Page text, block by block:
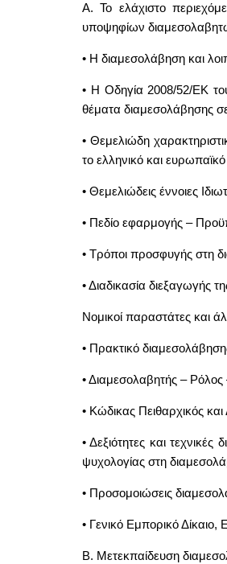
Α. Το ελάχιστο
υποψηφίων
• Η διαμεσολάβηση και
• Η Οδηγία 2008/52/ΕΚ
θέματα διαμεσολάβησης
• Θεμελιώδη
το ελληνικό και ευρωπαϊκό
• Θεμελιώδεις έννοιες
• Πεδίο εφαρμογής –
• Τρόποι προσφυγής στη
• Διαδικασία διεξαγωγής
Νομικοί παραστάτες και
• Πρακτικό
• Διαμεσολαβητής –
• Κώδικας Πειθαρχικός και
• Δεξιότητες και
ψυχολογίας στη
• Προσομοιώσεις
• Γενικό Εμπορικό Δίκαιο,
Β. Μετεκπαίδευση